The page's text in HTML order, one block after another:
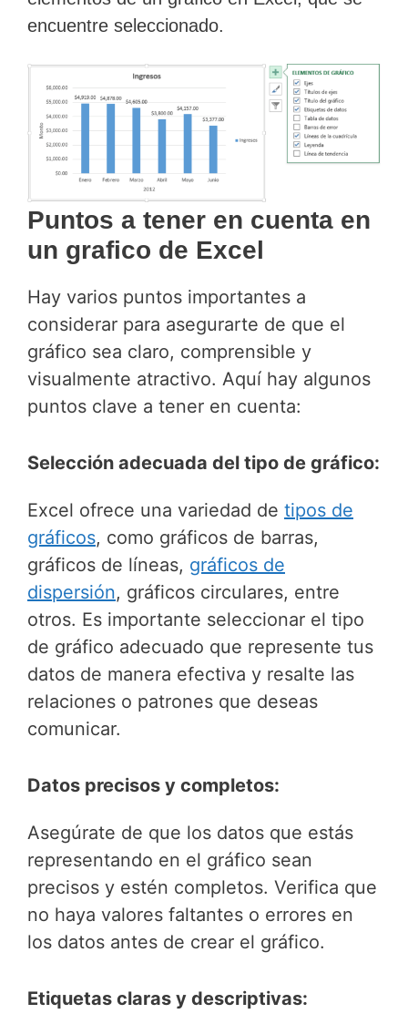
encuentre seleccionado.
Puntos a tener en cuenta en
un grafico de Excel
Hay varios puntos importantes a
considerar para asegurarte de que el
gráfico sea claro, comprensible y
visualmente atractivo. Aquí hay algunos
puntos clave a tener en cuenta:
Selección adecuada del tipo de gráfico:
Excel ofrece una variedad de tipos de
gráficos, como gráficos de barras,
gráficos de líneas, gráficos de
dispersión, gráficos circulares, entre
otros. Es importante seleccionar el tipo
de gráfico adecuado que represente tus
datos de manera efectiva y resalte las
relaciones o patrones que deseas
comunicar.
Datos precisos y completos:
Asegúrate de que los datos que estás
representando en el gráfico sean
precisos y estén completos. Verifica que
no haya valores faltantes o errores en
los datos antes de crear el gráfico.
Etiquetas claras y descriptivas: